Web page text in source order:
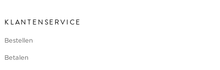
KLANTENSERVICE
Bestellen
Betalen